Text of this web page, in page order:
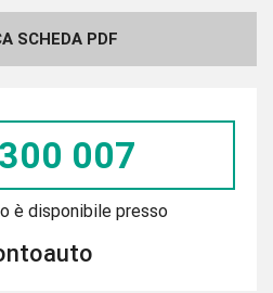
SCHEDA PDF
007
è disponibile presso